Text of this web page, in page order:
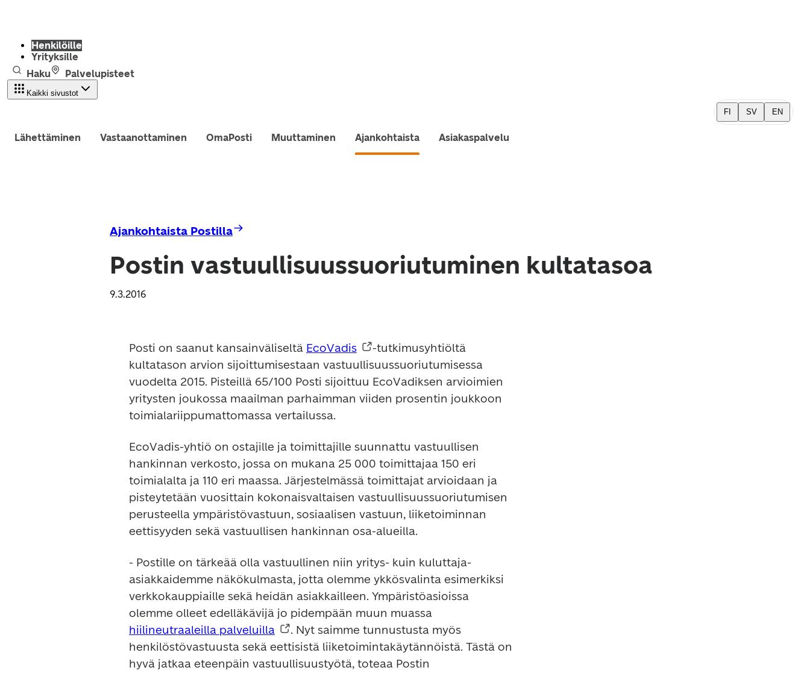
Henkilöille
Yrityksille
Haku
Palvelupisteet
Kaikki sivustot
FI SV EN
Lähettäminen Vastaanottaminen OmaPosti Muuttaminen Ajankohtaista Asiakaspalvelu
Ajankohtaista Postilla
Postin vastuullisuussuoriutuminen kultatasoa
9.3.2016
Posti on saanut kansainväliseltä EcoVadis
-tutkimusyhtiöltä
kultatason arvion sijoittumisestaan vastuullisuussuoriutumisessa
vuodelta 2015. Pisteillä 65/100 Posti sijoittuu EcoVadiksen arvioimien
yritysten joukossa maailman parhaimman viiden prosentin joukkoon
toimialariippumattomassa vertailussa.
EcoVadis-yhtiö on ostajille ja toimittajille suunnattu vastuullisen
hankinnan verkosto, jossa on mukana 25 000 toimittajaa 150 eri
toimialalta ja 110 eri maassa. Järjestelmässä toimittajat arvioidaan ja
pisteytetään vuosittain kokonaisvaltaisen vastuullisuussuoriutumisen
perusteella ympäristövastuun, sosiaalisen vastuun, liiketoiminnan
eettisyyden sekä vastuullisen hankinnan osa-alueilla.
- Postille on tärkeää olla vastuullinen niin yritys- kuin kuluttaja-
asiakkaidemme näkökulmasta, jotta olemme ykkösvalinta esimerkiksi
verkkokauppiaille sekä heidän asiakkailleen. Ympäristöasioissa
hiilineutraaleilla palveluilla
. Nyt saimme tunnustusta myös
henkilöstövastuusta sekä eettisistä liiketoimintakäytännöistä. Tästä on
hyvä jatkaa eteenpäin vastuullisuustyötä, toteaa Postin